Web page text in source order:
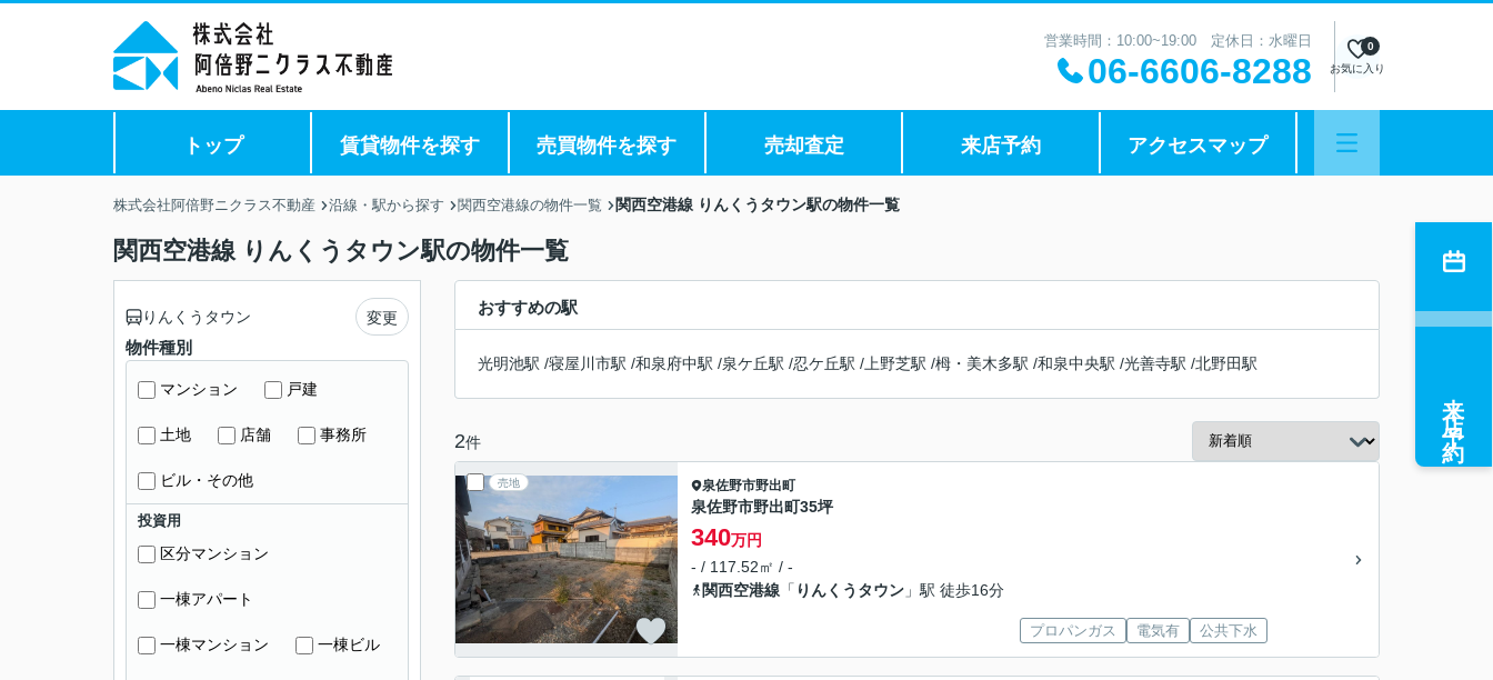
営業時間：10:00~19:00 定休日：水曜日
06-6606-8288 お気に入り
0
トップ 賃貸物件を探す 売買物件を探す 売却査定 来店予約 アクセスマップ
株式会社阿倍野ニクラス不動産 沿線・駅から探す 関西空港線の物件一覧 関西空港線 りんくうタウン駅の物件一覧
関西空港線 りんくうタウン駅の物件一覧
おすすめの駅
光明池駅 /寝屋川市駅 /和泉府中駅 /泉ケ丘駅 /忍ケ丘駅 / 上野芝駅 /栂・美木多駅 /和泉中央駅 /光善寺駅 /北野田駅
2件
売地 泉佐野市野出町
泉佐野市野出町35坪
340万円
- / 117.52㎡ / -
関西空港線 「 りんくうタウン 」駅 徒歩16分
プロパンガス 電気有 公共下水
りんくうタウン 変更
物件種別
マンション 戸建
土地 店舗 事務所
ビル・その他
投資用
区分マンション
一棟アパート
一棟マンション 一棟ビル
来店予約